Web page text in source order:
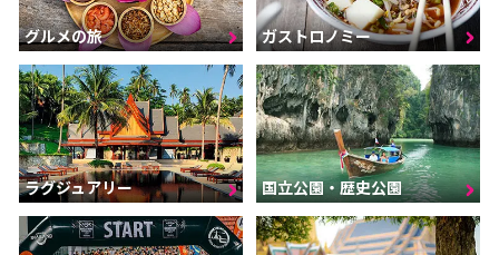
グルメの旅 ガストロノミー
ラグジュアリー 国立公園・歴史公園